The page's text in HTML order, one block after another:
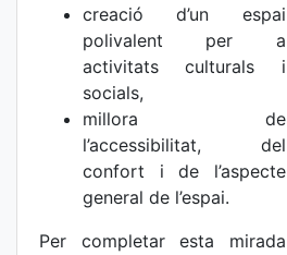
creació d’un espai
polivalent per a
activitats culturals i
socials,
millora de
l’accessibilitat, del
confort i de l’aspecte
general de l’espai.
Per completar esta mirada